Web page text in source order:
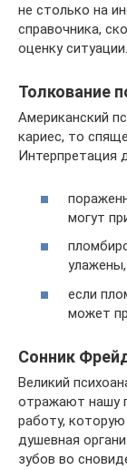
не столько на
справочника,
оценку ситуации.
Толкование
Американский
кариес, то
Интерпретация
могут
если
может
Сонник
Великий
отражают нашу
работу,
душевная
зубов во